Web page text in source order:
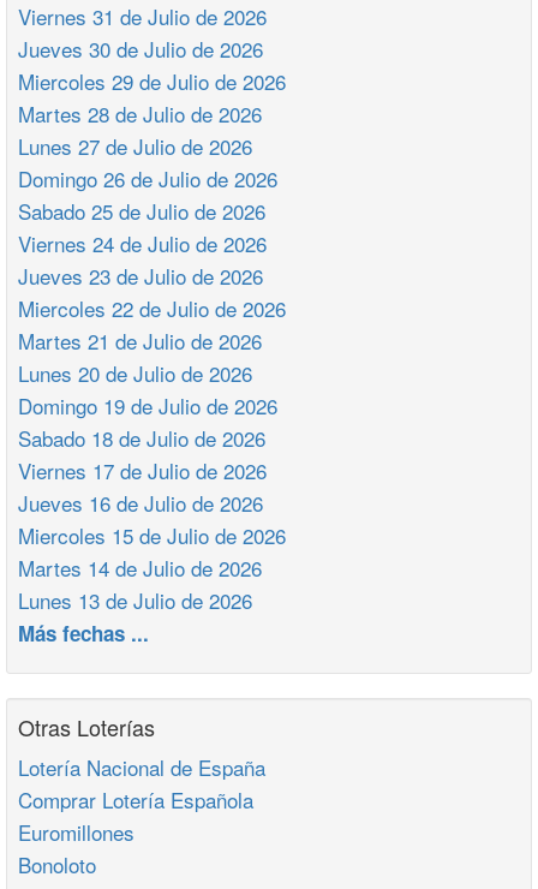
Viernes 31 de Julio de 2026
Jueves 30 de Julio de 2026
Miercoles 29 de Julio de 2026
Martes 28 de Julio de 2026
Lunes 27 de Julio de 2026
Domingo 26 de Julio de 2026
Sabado 25 de Julio de 2026
Viernes 24 de Julio de 2026
Jueves 23 de Julio de 2026
Miercoles 22 de Julio de 2026
Martes 21 de Julio de 2026
Lunes 20 de Julio de 2026
Domingo 19 de Julio de 2026
Sabado 18 de Julio de 2026
Viernes 17 de Julio de 2026
Jueves 16 de Julio de 2026
Miercoles 15 de Julio de 2026
Martes 14 de Julio de 2026
Lunes 13 de Julio de 2026
Más fechas ...
Otras Loterías
Lotería Nacional de España
Comprar Lotería Española
Euromillones
Bonoloto